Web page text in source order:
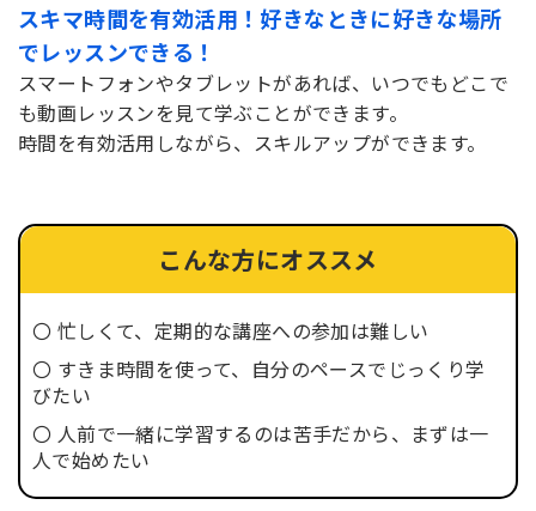
スキマ時間を有効活用！好きなときに好きな場所
でレッスンできる！
スマートフォンやタブレットがあれば、いつでもどこで
も動画レッスンを見て学ぶことができます。
時間を有効活用しながら、スキルアップができます。
こんな方にオススメ
〇 忙しくて、定期的な講座への参加は難しい
〇 すきま時間を使って、自分のペースでじっくり学
びたい
〇 人前で一緒に学習するのは苦手だから、まずは一
人で始めたい